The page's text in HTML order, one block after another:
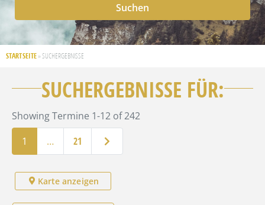
Suchen
STARTSEITE » SUCHERGEBNISSE
SUCHERGEBNISSE FÜR:
Showing Termine 1-12 of 242
1
… 21 Ältere Beiträge
Karte anzeigen